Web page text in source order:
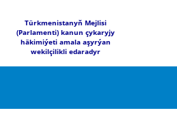
Türkmenistanyň Mejlisi
(Parlamenti) kanun çykaryjy
häkimiýeti amala aşyrýan
wekilçilikli edaradyr